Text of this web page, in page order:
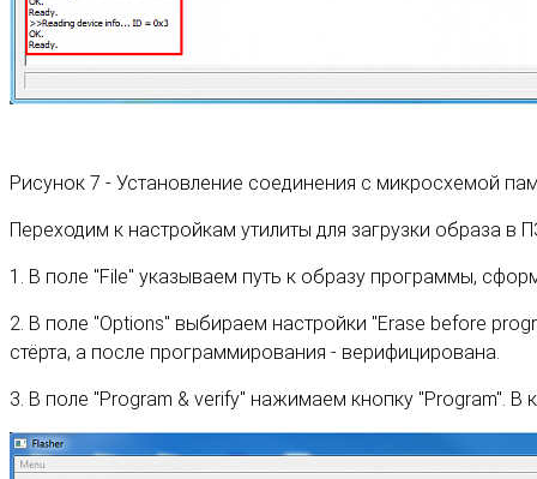
Рисунок 7 - Установление соединения с микросхемой
Переходим к настройкам утилиты для загрузки образа в
1. В поле "File" указываем путь к образу программы,
2. В поле "Options" выбираем настройки "Erase before
стёрта, а после программирования - верифицирована.
3. В поле "Program & verify" нажимаем кнопку "Program".